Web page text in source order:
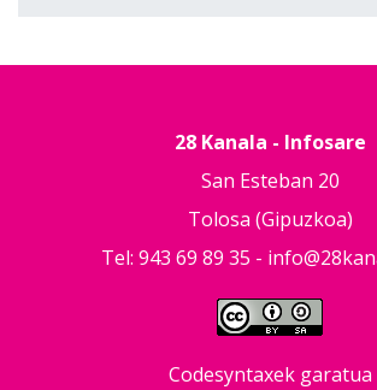
28 Kanala - Infosare
San Esteban 20
Tolosa (Gipuzkoa)
Tel: 943 69 89 35 -
Codesyntaxek garatua